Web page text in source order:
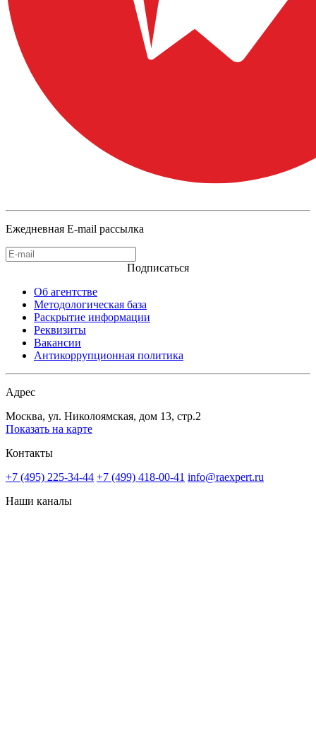
Ежедневная E-mail рассылка
Подписаться
Об агентстве
Методологическая база
Раскрытие информации
Реквизиты
Вакансии
Антикоррупционная политика
Адрес
Москва, ул. Николоямская, дом 13, стр.2
Показать на карте
Контакты
+7 (495) 225-34-44 +7 (499) 418-00-41 info@raexpert.ru
Наши каналы